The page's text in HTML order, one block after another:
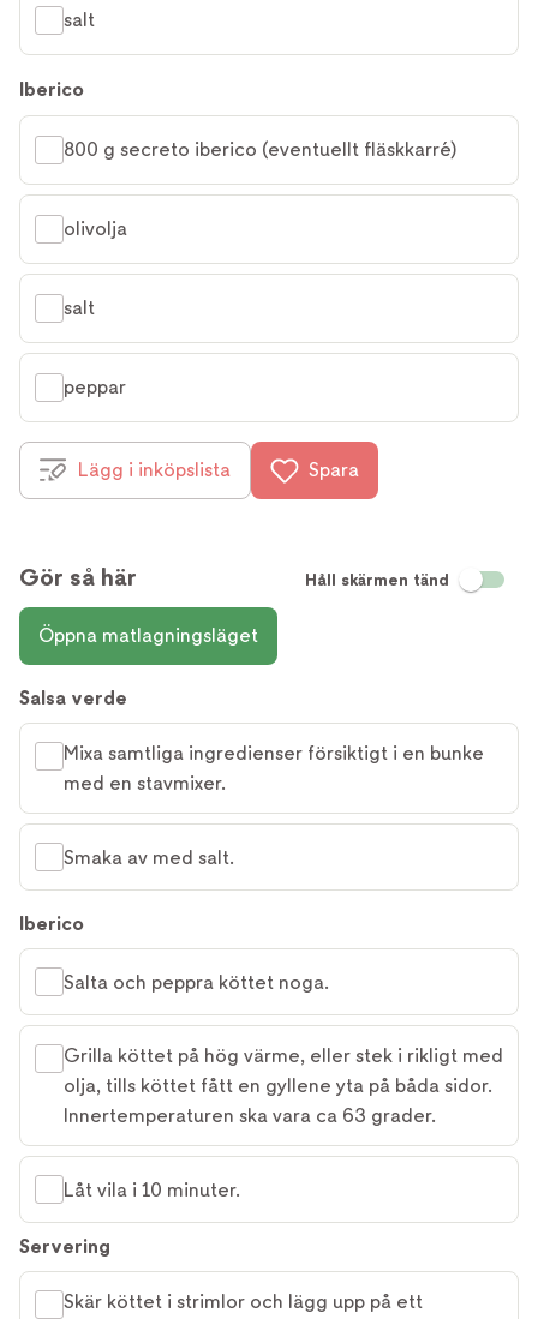
salt
Iberico
800 g secreto iberico (eventuellt fläskkarré)
olivolja
salt
peppar
Lägg i inköpslista Spara
Gör så här Håll skärmen tänd
Öppna matlagningsläget
Salsa verde
Mixa samtliga ingredienser försiktigt i en bunke
med en stavmixer.
Smaka av med salt.
Iberico
Salta och peppra köttet noga.
Grilla köttet på hög värme, eller stek i rikligt med
olja, tills köttet fått en gyllene yta på båda sidor.
Innertemperaturen ska vara ca 63 grader.
Låt vila i 10 minuter.
Servering
Skär köttet i strimlor och lägg upp på ett